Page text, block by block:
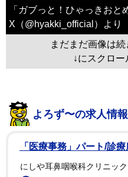
「ガブっと！ひゃっきおと
X（@hyakki_official）より
まだまだ画像は続
↓にスクロ
よろず〜の求人情報
「医療事務」パート/診
にしや耳鼻咽喉科クリニック